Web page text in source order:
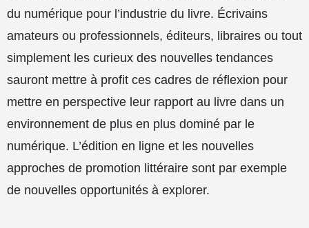
du numérique pour l’industrie du livre. Écrivains
amateurs ou professionnels, éditeurs, libraires ou tout
simplement les curieux des nouvelles tendances
sauront mettre à profit ces cadres de réflexion pour
mettre en perspective leur rapport au livre dans un
environnement de plus en plus dominé par le
numérique. L’édition en ligne et les nouvelles
approches de promotion littéraire sont par exemple
de nouvelles opportunités à explorer.